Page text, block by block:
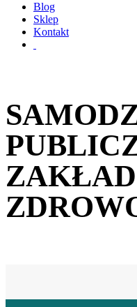
Blog
Sklep
Kontakt